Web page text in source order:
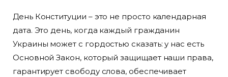
День Конституции – это не просто календарная
дата. Это день, когда каждый гражданин
Украины может с гордостью сказать: у нас есть
Основной Закон, который защищает наши права,
гарантирует свободу слова, обеспечивает